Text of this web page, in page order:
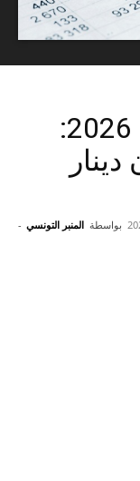
مشروع قانون المالية 2026:
دينار
بواسطة المنبر التونسي -